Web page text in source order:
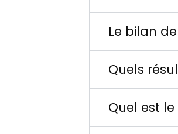
Le bilan
Quels
Quel est